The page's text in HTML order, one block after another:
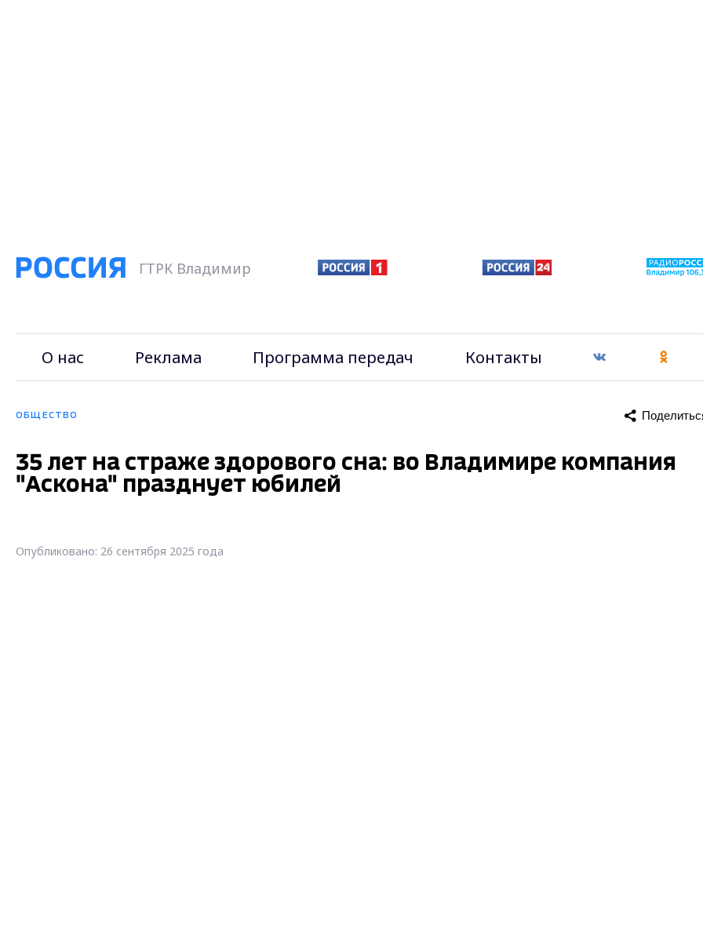
ГТРК Владимир
О нас Реклама Программа передач Контакты
ОБЩЕСТВО
35 лет на страже здорового сна: во Владимире компания
"Аскона" празднует юбилей
Опубликовано: 26 сентября 2025 года